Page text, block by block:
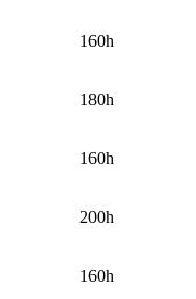
160h
180h
160h
200h
160h